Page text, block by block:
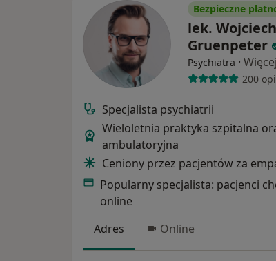
Bezpieczne
lek. Wojciech
Gruenpeter
Psychiatra · Więcej
200
Specjalista psychiatrii
Wieloletnia praktyka szpitalna
ambulatoryjna
Ceniony przez pacjentów za
Popularny specjalista: pacjenci
online
Adres
Online